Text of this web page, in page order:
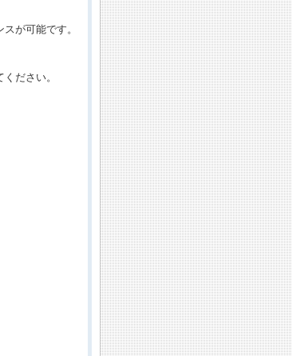
が可能です。
ださい。